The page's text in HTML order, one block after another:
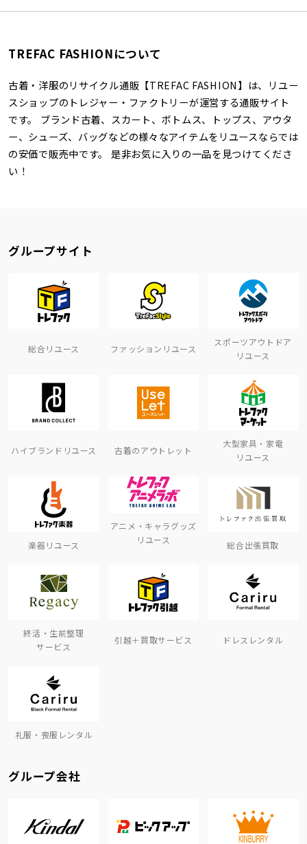
TREFAC FASHIONについて
古着・洋服のリサイクル通販【TREFAC FASHION】は、リユー
スショップのトレジャー・ファクトリーが運営する通販サイト
です。 ブランド古着、スカート、ボトムス、トップス、アウタ
ー、シューズ、バッグなどの様々なアイテムをリユースならでは
の安価で販売中です。 是非お気に入りの一品を見つけてくださ
い！
グループサイト
総合リユース ファッションリユース
スポーツアウトドア
リユース
ハイブランドリユース 古着のアウトレット
大型家具・家電
リユース
楽器リユース
アニメ・キャラグッズ
リユース
総合出張買取
終活・生前整理
サービス
引越＋買取サービス ドレスレンタル
礼服・喪服レンタル
グループ会社